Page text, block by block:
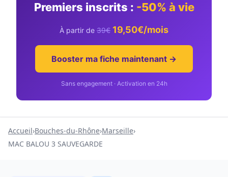
Premiers inscrits : -50% à vie
À partir de 39€ 19,50€/mois
Booster ma fiche maintenant →
Sans engagement · Activation en 24h
Accueil›Bouches-du-Rhône›Marseille›
MAC BALOU 3 SAUVEGARDE